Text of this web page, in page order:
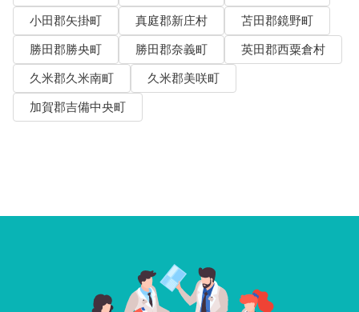
小田郡矢掛町
真庭郡新庄村
苫田郡鏡野町
勝田郡勝央町
勝田郡奈義町
英田郡西粟倉村
久米郡久米南町
久米郡美咲町
加賀郡吉備中央町